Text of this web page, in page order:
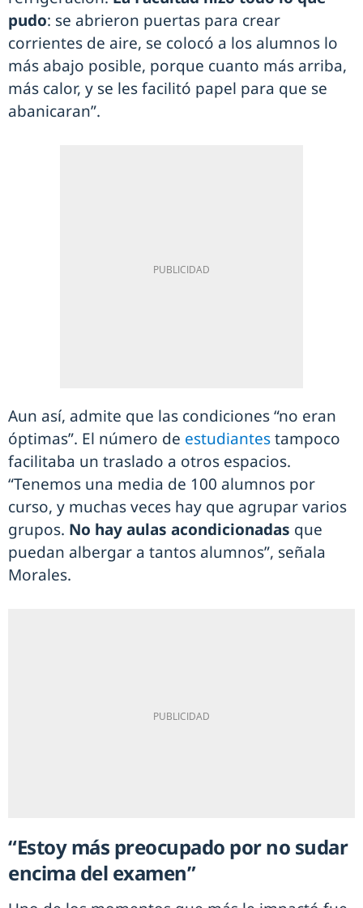
pudo: se abrieron puertas para crear
corrientes de aire, se colocó a los alumnos lo
más abajo posible, porque cuanto más arriba,
más calor, y se les facilitó papel para que se
abanicaran”.
Aun así, admite que las condiciones “no eran
óptimas”. El número de estudiantestampoco
facilitaba un traslado a otros espacios.
“Tenemos una media de 100 alumnos por
curso, y muchas veces hay que agrupar varios
grupos. No hay aulas acondicionadas que
puedan albergar a tantos alumnos”, señala
Morales.
“Estoy más preocupado por no sudar
encima del examen”